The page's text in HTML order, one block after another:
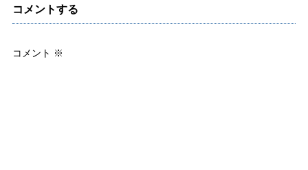
コメントする
コメント ※